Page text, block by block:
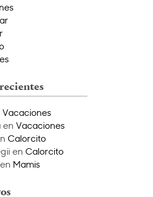
Vacaciones
en Vacaciones
Calorcito
en Calorcito
en Mamis